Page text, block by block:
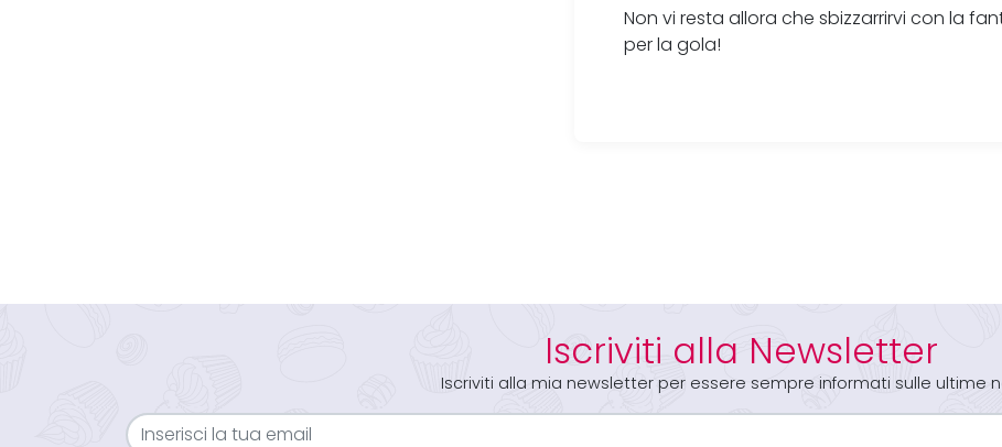
Non vi resta allora che sbizzarrirvi con la
per la gola!
Iscriviti alla Newsletter
Iscriviti alla mia newsletter per essere sempre informati sulle ultime